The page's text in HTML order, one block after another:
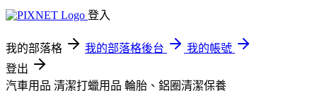
登入
我的部落格 我的部落格後台
我的帳號
登出
汽車用品 清潔打蠟用品 輪胎、鋁圈清潔保養